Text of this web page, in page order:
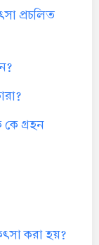
প্রচলিত
কে গ্রহন
করা হয়?